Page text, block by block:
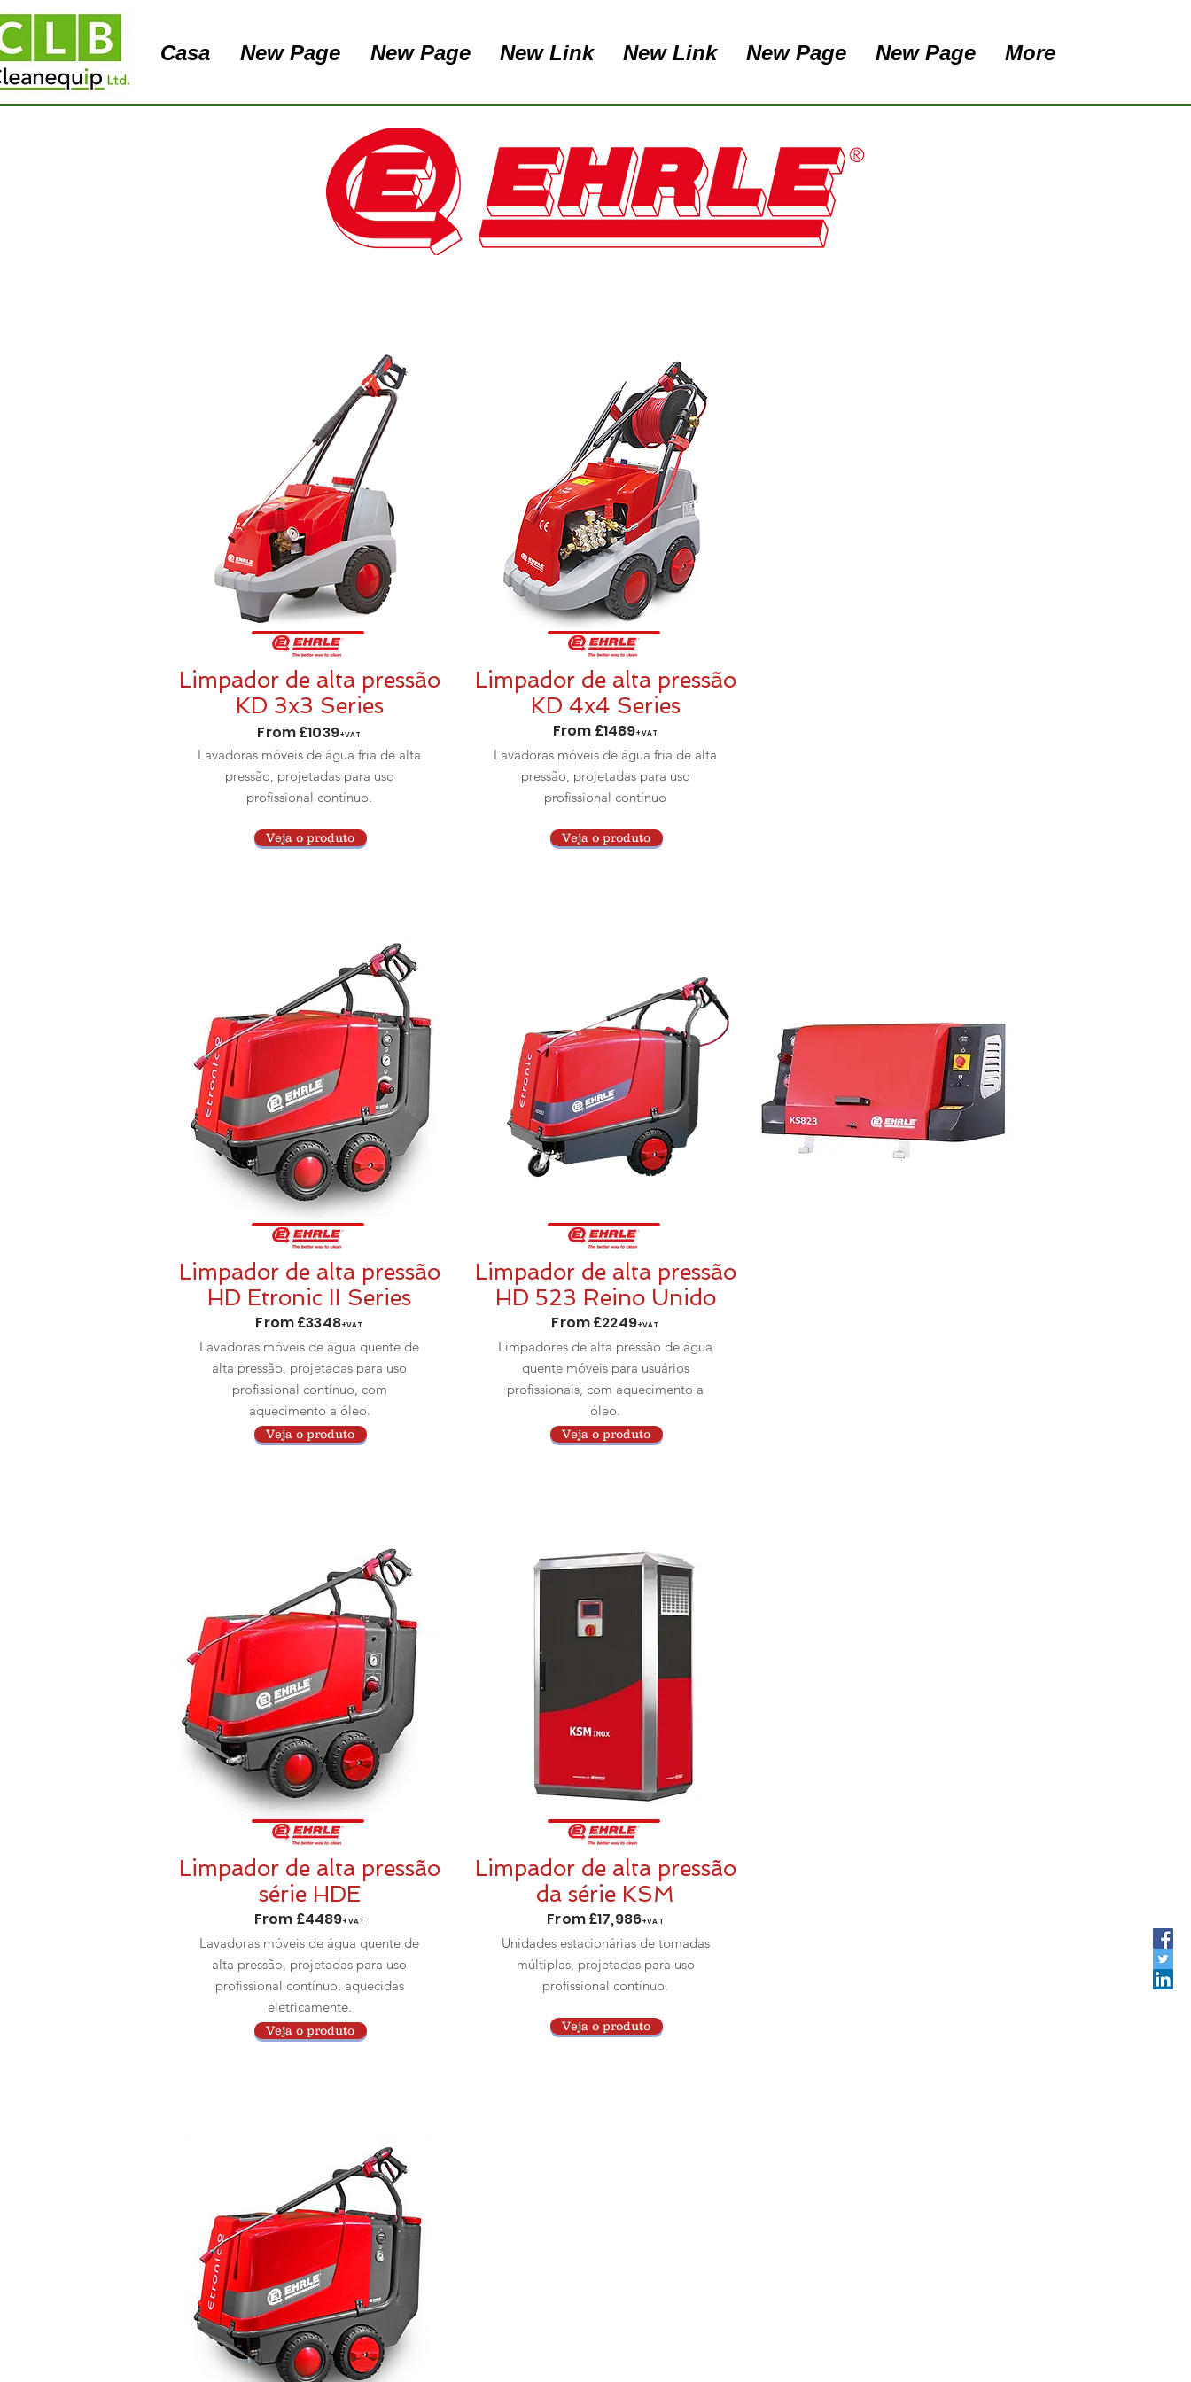
Casa New Page New Page New Link New Link New Page New Page More
Limpador de alta pressão
KD 3x3 Series
From £1039+VAT
Lavadoras móveis de água fria de alta
pressão, projetadas para uso
profissional contínuo.
Veja o produto
Limpador de alta pressão
HD Etronic II Series
From £3348+VAT
Lavadoras móveis de água quente de
alta pressão, projetadas para uso
profissional contínuo, com
aquecimento a óleo.
Veja o produto
Limpador de alta pressão
série HDE
From £4489+VAT
Lavadoras móveis de água quente de
alta pressão, projetadas para uso
profissional contínuo, aquecidas
eletricamente.
Veja o produto
Limpador de alta pressão
KD 4x4 Series
From £1489+VAT
Lavadoras móveis de água fria de alta
pressão, projetadas para uso
profissional contínuo
Veja o produto
Limpador de alta pressão
HD 523 Reino Unido
From £2249+VAT
Limpadores de alta pressão de água
quente móveis para usuários
profissionais, com aquecimento a
óleo.
Veja o produto
Limpador de alta pressão
da série KSM
From £17,986+VAT
Unidades estacionárias de tomadas
múltiplas, projetadas para uso
profissional contínuo.
Veja o produto